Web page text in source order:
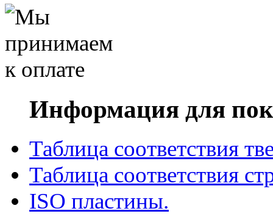
Информация для
Таблица соответствия
Таблица соответствия
ISO пластины.